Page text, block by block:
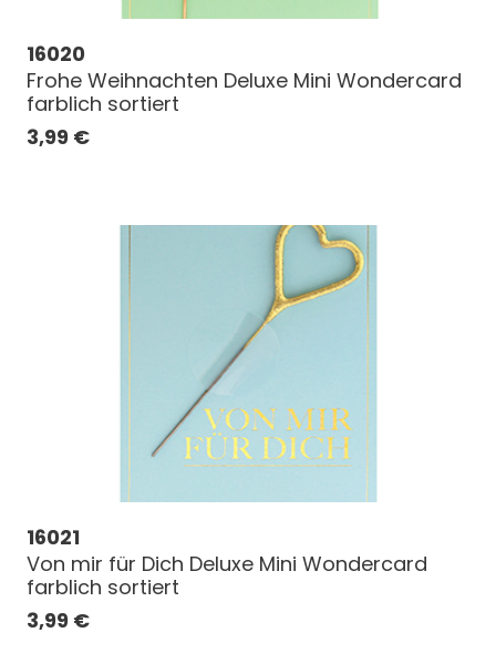
16020
Frohe Weihnachten Deluxe Mini Wondercard
farblich sortiert
3,99 €
16021
Von mir für Dich Deluxe Mini Wondercard
farblich sortiert
3,99 €